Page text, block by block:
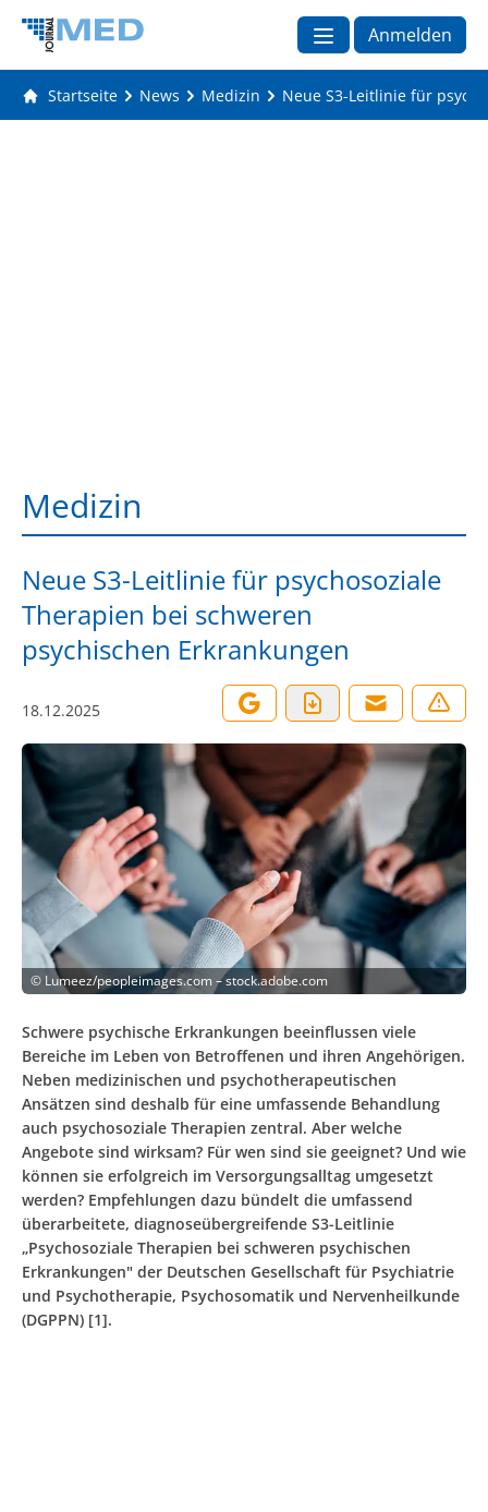
Anmelden
Startseite News Medizin Neue S3-Leitlinie für
Medizin
Neue S3-Leitlinie für psychosoziale
Therapien bei schweren
psychischen Erkrankungen
18.12.2025
© Lumeez/peopleimages.com – stock.adobe.com
Schwere psychische Erkrankungen beeinflussen viele
Bereiche im Leben von Betroffenen und ihren Angehörigen.
Neben medizinischen und psychotherapeutischen
Ansätzen sind deshalb für eine umfassende Behandlung
auch psychosoziale Therapien zentral. Aber welche
Angebote sind wirksam? Für wen sind sie geeignet? Und wie
können sie erfolgreich im Versorgungsalltag umgesetzt
werden? Empfehlungen dazu bündelt die umfassend
überarbeitete, diagnoseübergreifende S3-Leitlinie
„Psychosoziale Therapien bei schweren psychischen
Erkrankungen" der Deutschen Gesellschaft für Psychiatrie
und Psychotherapie, Psychosomatik und Nervenheilkunde
(DGPPN) [1].